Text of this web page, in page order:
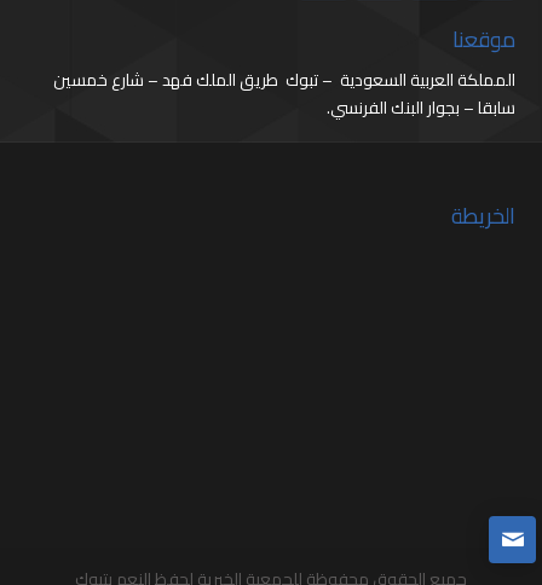
موقعنا
المملكة العربية السعودية – تبوك طريق الملك فهد – شارع خمسين
سابقا – بجوار البنك الفرنسي.
الخريطة
جميع الحقوق محفوظة للجمعية الخيرية لحفظ النعم بتبوك